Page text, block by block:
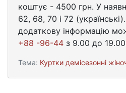
коштує - 4500 грн. У
62, 68, 70 і 72
додаткову інформацію
+88 -96-44 з 9.00 до
Тема: Куртки демісезонні